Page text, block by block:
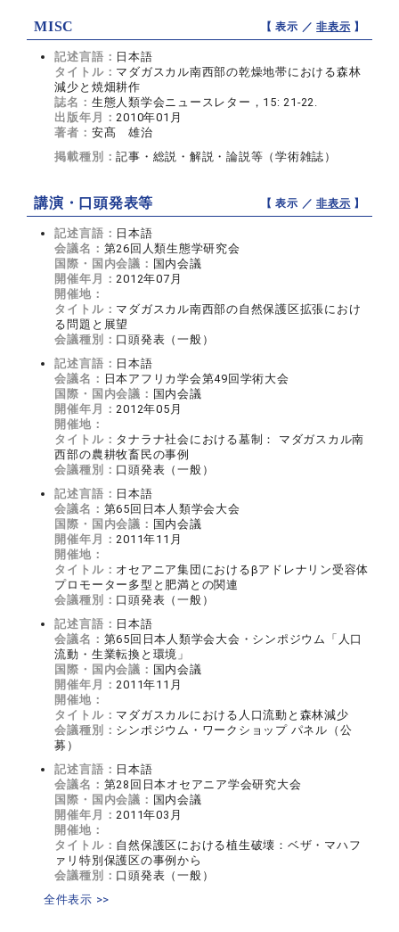
MISC 【 表示 ／非表示 】
記述言語： 日本語
タイトル： マダガスカル南西部の乾燥地帯における森林
減少と焼畑耕作
誌名： 生態人類学会ニュースレター，15: 21-22.
出版年月：2010年01月
著者： 安髙 雄治
掲載種別：記事・総説・解説・論説等（学術雑誌）
講演・口頭発表等 【 表示 ／非表示 】
記述言語： 日本語
会議名： 第26回人類生態学研究会
国際・国内会議： 国内会議
開催年月：2012年07月
開催地：
タイトル： マダガスカル南西部の自然保護区拡張におけ
る問題と展望
会議種別： 口頭発表（一般）
記述言語： 日本語
会議名： 日本アフリカ学会第49回学術大会
国際・国内会議： 国内会議
開催年月：2012年05月
開催地：
タイトル： タナラナ社会における墓制： マダガスカル南
西部の農耕牧畜民の事例
会議種別： 口頭発表（一般）
記述言語： 日本語
会議名： 第65回日本人類学会大会
国際・国内会議： 国内会議
開催年月：2011年11月
開催地：
タイトル： オセアニア集団におけるβアドレナリン受容体
プロモーター多型と肥満との関連
会議種別： 口頭発表（一般）
記述言語： 日本語
会議名： 第65回日本人類学会大会・シンポジウム「人口
流動・生業転換と環境」
国際・国内会議： 国内会議
開催年月：2011年11月
開催地：
タイトル： マダガスカルにおける人口流動と森林減少
会議種別： シンポジウム・ワークショップ パネル（公
募）
記述言語： 日本語
会議名： 第28回日本オセアニア学会研究大会
国際・国内会議： 国内会議
開催年月：2011年03月
開催地：
タイトル： 自然保護区における植生破壊：ベザ・マハフ
ァリ特別保護区の事例から
会議種別： 口頭発表（一般）
全件表示 >>